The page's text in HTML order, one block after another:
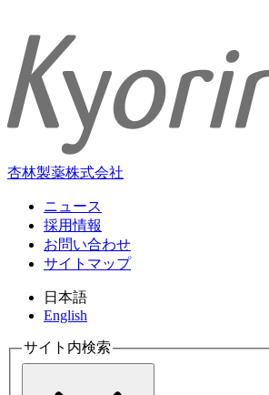
杏林製薬株式会社
ニュース
採用情報
お問い合わせ
サイトマップ
日本語
English
サイト内検索